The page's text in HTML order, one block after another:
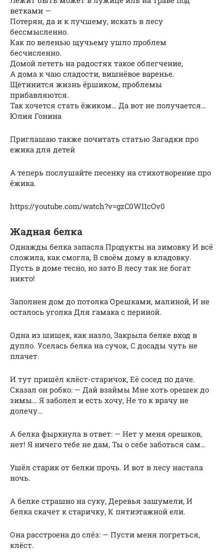
ветками —
Потерян, да и к лучшему, искать в лесу
бессмысленно.
Как по веленью щучьему ушло проблем
бесчисленно.
Домой лететь на радостях такое облегчение,
А дома к чаю сладости, вишнёвое варенье.
Щетинится жизнь ёршиком, проблемы
прибавляются.
Так хочется стать ёжиком… Да вот не получается…
Юлия Гонина
Приглашаю также почитать статью Загадки про
ежика для детей
А теперь послушайте песенку на стихотворение про
ёжика.
https://youtube.com/watch?v=gzC0WI1cOv0
Жадная белка
Однажды белка запасла Продукты на зимовку И всё
сложила, как смогла, В своём дому в кладовку.
Пусть в доме тесно, но зато В лесу так не богат
никто!
Заполнен дом до потолка Орешками, малиной, И не
осталось уголка Для гамака с периной.
Одна из шишек, как назло, Закрыла белке вход в
дупло. Уселась белка на сучок, С досады чуть не
плачет.
И тут пришёл клёст-старичок, Её сосед по даче.
Сказал он робко: — Дай взаймы Мне хоть орешек до
зимы… Я заболел и есть хочу, Не то к врачу не
долечу…
А белка фыркнула в ответ: — Нет у меня орешков,
нет! Я ничего тебе не дам, Ты о себе заботься сам…
Ушёл старик от белки прочь. И вот в лесу настала
ночь.
А белке страшно на суку, Деревья зашумели, И
белка скачет к старичку, К пятиэтажной ели.
Она расстроена до слёз: — Пусти меня погреться,
клёст.